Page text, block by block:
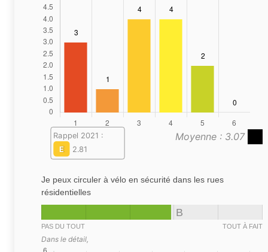
Moyenne : 3.07
Rappel 2021 :
E
2.81
Je peux circuler à vélo en sécurité dans les rues
résidentielles
B
PAS DU TOUT TOUT À FAIT
Dans le détail,